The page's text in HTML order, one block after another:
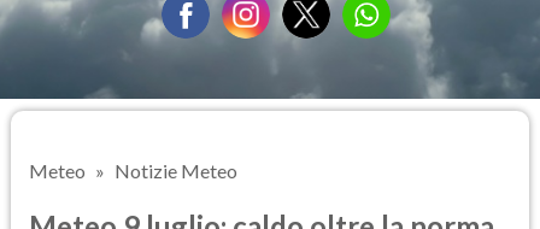
Meteo Notizie Meteo